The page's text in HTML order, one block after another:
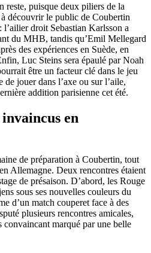
reste, puisque deux piliers de la
à découvrir le public de Coubertin
l’ailier droit Sebastian Karlsson a
du MHB, tandis qu’Emil Mellegard
des expériences en Suède, en
Luc Steins sera épaulé par Noah
être un facteur clé dans le jeu
jouer dans l’axe ou sur l’aile,
addition parisienne cet été.
en
de préparation à Coubertin, tout
Allemagne. Deux rencontres étaient
de présaison. D’abord, les Rouge
sous ses nouvelles couleurs du
d’un match couperet face à des
plusieurs rencontres amicales,
convaincant marqué par une belle